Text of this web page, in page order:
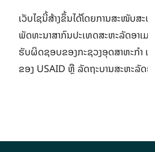
ເວັບໄຊນີ້ສ້າງຂຶ້ນໄດ້ໂດຍການສະໜັບສະ
ພັດທະນາສາກົນປະເທດສະຫະລັດອາເມ
ຮັບຜິດຊອບຂອງກະຊວງອຸດສາຫະກຳ ແ
ຂອງ USAID ຫຼື ລັດຖະບານສະຫະລັດອ